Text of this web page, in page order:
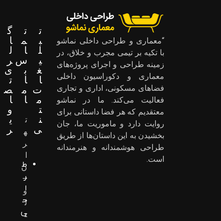
“معماری و طراحی داخلی نماشو
با تکیه بر تیمی مجرب و خلاق، در
زمینه طراحی و اجرای پروژه‌های
معماری و دکوراسیون داخلی
فضاهای مسکونی، اداری و تجاری
فعالیت می‌کند. ما در نماشو
معتقدیم که هر فضا داستانی برای
روایت دارد و ماموریت ما، جان
بخشیدن به این داستان‌ها از طریق
طراحی هوشمندانه و هنرمندانه
است.
ت
ب
ل
ی
غ
ا
ت
م
ت
ن
ی
ط
ر
ا
ح
ی
ت
م
ا
س
ب
ا
م
ا
ت
ه
ر
ا
ن
–
و
ل
ن
گ
ا
ل
ر
ی
ت
ص
ا
و
ی
ر